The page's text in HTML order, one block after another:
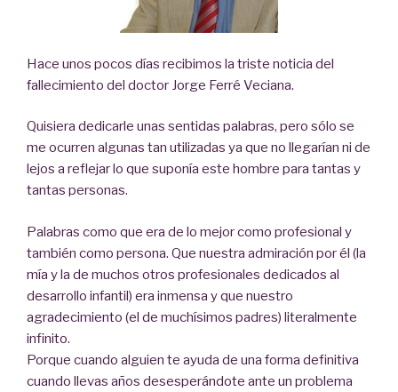
Hace unos pocos días recibimos la triste noticia del
fallecimiento del doctor Jorge Ferré Veciana.
Quisiera dedicarle unas sentidas palabras, pero sólo se
me ocurren algunas tan utilizadas ya que no llegarían ni de
lejos a reflejar lo que suponía este hombre para tantas y
tantas personas.
Palabras como que era de lo mejor como profesional y
también como persona. Que nuestra admiración por él (la
mía y la de muchos otros profesionales dedicados al
desarrollo infantil) era inmensa y que nuestro
agradecimiento (el de muchísimos padres) literalmente
infinito.
Porque cuando alguien te ayuda de una forma definitiva
cuando llevas años desesperándote ante un problema